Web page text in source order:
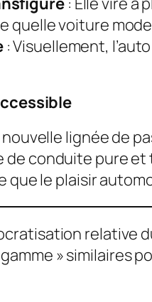
quelle voiture
: Visuellement,
lignée de
conduite pure
le plaisir
relative
» similaires